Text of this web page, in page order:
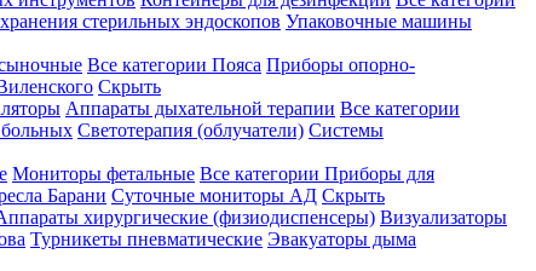
стерильных эндоскопов Упаковочные машины
Все категории Пояса Приборы опорно-
Скрыть
Аппараты дыхательной терапии Все категории
Светотерапия (облучатели) Системы
Мониторы фетальные Все категории Приборы для
Барани Суточные мониторы АД Скрыть
хирургические (физиодиспенсеры) Визуализаторы
Турникеты пневматические Эвакуаторы дыма